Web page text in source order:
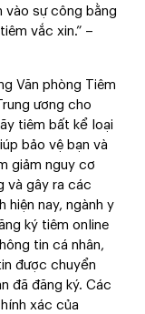
vào sự công bằng
vắc xin.” –
Văn phòng Tiêm
ương cho
tiêm bất kể loại
bảo vệ bạn và
giảm nguy cơ
và gây ra các
hiện nay, ngành y
ký tiêm online
tin cá nhân,
được chuyển
đã đăng ký. Các
xác của